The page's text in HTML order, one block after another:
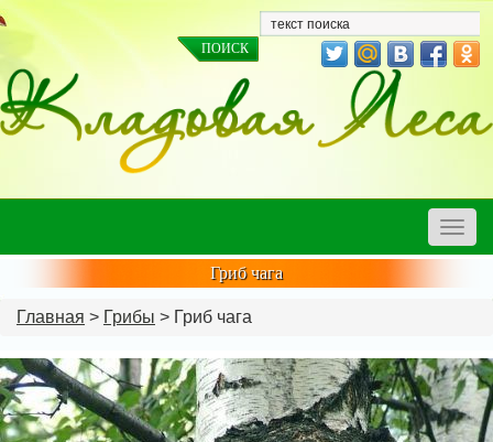
Toggle
Гриб чага
Главная > Грибы > Гриб чага